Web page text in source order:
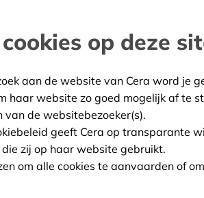
om actief, volwaardig en
08/05/2025
In aanvraag
op deze
aan de website van Cera word je
haar website zo goed mogelijk af te
van de websitebezoeker(s).
geeft Cera op transparante
die zij op haar website gebruikt.
om alle cookies te aanvaarden of